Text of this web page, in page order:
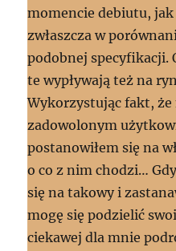
momencie debiutu,
zwłaszcza w
podobnej specyfikacji.
te wypływają też na
Wykorzystując fakt, że
zadowolonym
postanowiłem się na
o co z nim chodzi…
się na takowy i
mogę się podzielić
ciekawej dla mnie